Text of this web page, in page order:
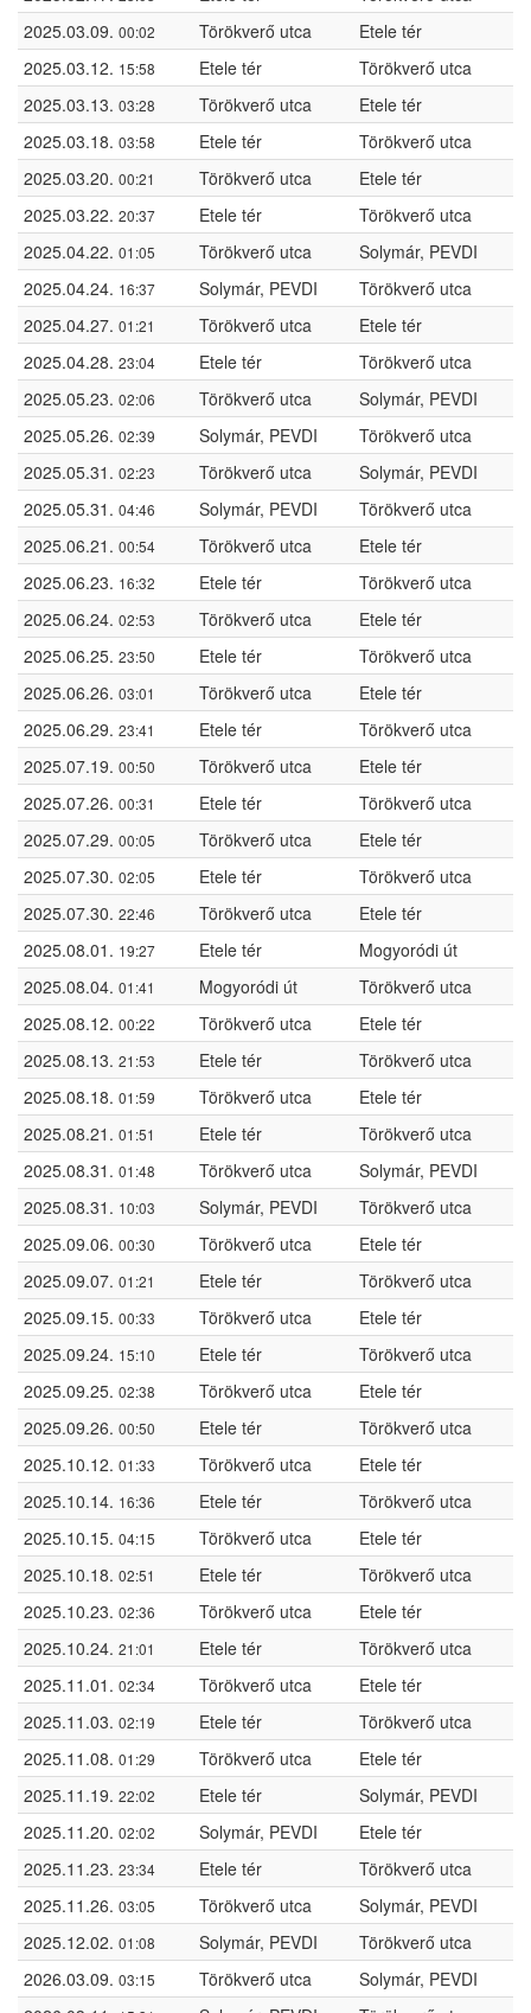
2025.03.09. 00:02 Törökverő utca
Etele tér
2025.03.12. 15:58 Etele tér
Törökverő utca
2025.03.13. 03:28 Törökverő utca
Etele tér
2025.03.18. 03:58 Etele tér
Törökverő utca
2025.03.20. 00:21 Törökverő utca
Etele tér
2025.03.22. 20:37 Etele tér
Törökverő utca
2025.04.22. 01:05 Törökverő utca
Solymár, PEVDI
2025.04.24. 16:37 Solymár, PEVDI
Törökverő utca
2025.04.27. 01:21 Törökverő utca
Etele tér
2025.04.28. 23:04 Etele tér
Törökverő utca
2025.05.23. 02:06 Törökverő utca
Solymár, PEVDI
2025.05.26. 02:39 Solymár, PEVDI
Törökverő utca
2025.05.31. 02:23 Törökverő utca
Solymár, PEVDI
2025.05.31. 04:46 Solymár, PEVDI
Törökverő utca
2025.06.21. 00:54 Törökverő utca
Etele tér
2025.06.23. 16:32 Etele tér
Törökverő utca
2025.06.24. 02:53 Törökverő utca
Etele tér
2025.06.25. 23:50 Etele tér
Törökverő utca
2025.06.26. 03:01 Törökverő utca
Etele tér
2025.06.29. 23:41 Etele tér
Törökverő utca
2025.07.19. 00:50 Törökverő utca
Etele tér
2025.07.26. 00:31 Etele tér
Törökverő utca
2025.07.29. 00:05 Törökverő utca
Etele tér
2025.07.30. 02:05 Etele tér
Törökverő utca
2025.07.30. 22:46 Törökverő utca
Etele tér
2025.08.01. 19:27 Etele tér
Mogyoródi út
2025.08.04. 01:41 Mogyoródi út
Törökverő utca
2025.08.12. 00:22 Törökverő utca
Etele tér
2025.08.13. 21:53 Etele tér
Törökverő utca
2025.08.18. 01:59 Törökverő utca
Etele tér
2025.08.21. 01:51 Etele tér
Törökverő utca
2025.08.31. 01:48 Törökverő utca
Solymár, PEVDI
2025.08.31. 10:03 Solymár, PEVDI
Törökverő utca
2025.09.06. 00:30 Törökverő utca
Etele tér
2025.09.07. 01:21 Etele tér
Törökverő utca
2025.09.15. 00:33 Törökverő utca
Etele tér
2025.09.24. 15:10 Etele tér
Törökverő utca
2025.09.25. 02:38 Törökverő utca
Etele tér
2025.09.26. 00:50 Etele tér
Törökverő utca
2025.10.12. 01:33 Törökverő utca
Etele tér
2025.10.14. 16:36 Etele tér
Törökverő utca
2025.10.15. 04:15 Törökverő utca
Etele tér
2025.10.18. 02:51 Etele tér
Törökverő utca
2025.10.23. 02:36 Törökverő utca
Etele tér
2025.10.24. 21:01 Etele tér
Törökverő utca
2025.11.01. 02:34 Törökverő utca
Etele tér
2025.11.03. 02:19 Etele tér
Törökverő utca
2025.11.08. 01:29 Törökverő utca
Etele tér
2025.11.19. 22:02 Etele tér
Solymár, PEVDI
2025.11.20. 02:02 Solymár, PEVDI
Etele tér
2025.11.23. 23:34 Etele tér
Törökverő utca
2025.11.26. 03:05 Törökverő utca
Solymár, PEVDI
2025.12.02. 01:08 Solymár, PEVDI
Törökverő utca
2026.03.09. 03:15 Törökverő utca
Solymár, PEVDI